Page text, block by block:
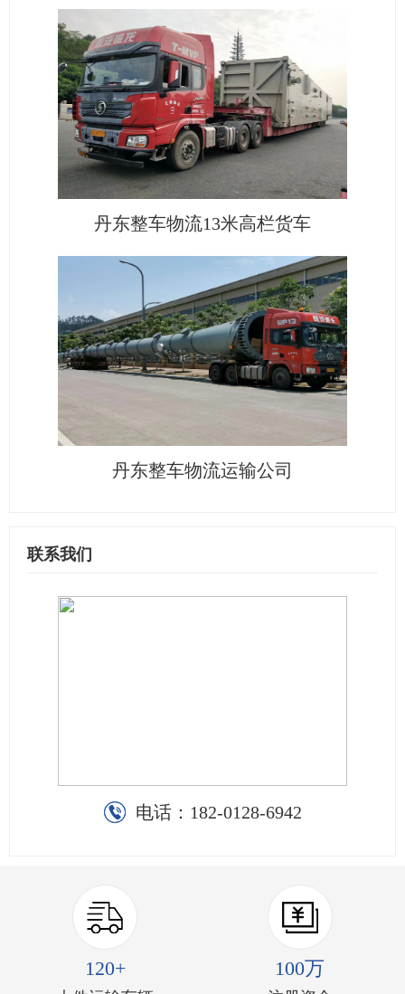
丹东整车物流13米高栏货车
丹东整车物流运输公司
联系我们
电话： 182-0128-6942
120+ 100万